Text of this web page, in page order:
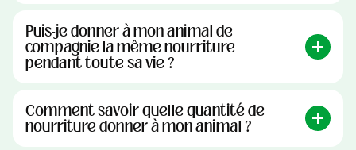
Puis-je donner à mon animal de
compagnie la même nourriture
pendant toute sa vie ?
Comment savoir quelle quantité de
nourriture donner à mon animal ?